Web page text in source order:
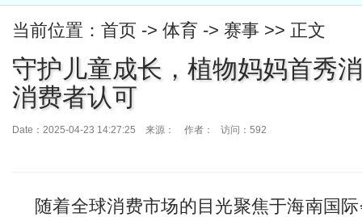
当前位置： 首页 -> 体育 -> 赛事 >> 正文
守护儿童成长，植物妈妈首秀
消费者认可
Date：2025-04-23 14:27:25 来源： 作者： 访问：592
随着全球消费市场的目光聚焦于海南国